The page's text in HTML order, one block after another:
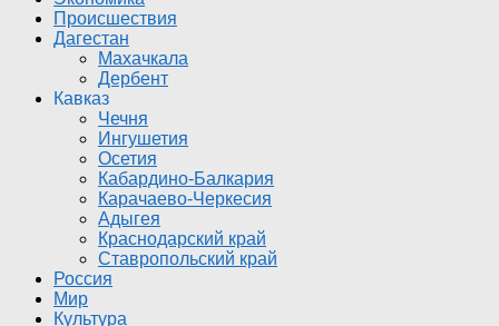
Происшествия
Дагестан
Махачкала
Дербент
Кавказ
Чечня
Ингушетия
Осетия
Кабардино-Балкария
Карачаево-Черкесия
Адыгея
Краснодарский край
Ставропольский край
Россия
Мир
Культура